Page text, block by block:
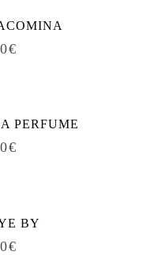
€
PERFUME
€
BY
€